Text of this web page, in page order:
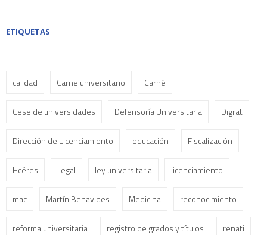
ETIQUETAS
calidad Carne universitario Carné
Cese de universidades Defensoría Universitaria Digrat
Dirección de Licenciamiento educación Fiscalización
Hcéres ilegal ley universitaria licenciamiento
mac Martín Benavides Medicina reconocimiento
reforma universitaria registro de grados y títulos renati